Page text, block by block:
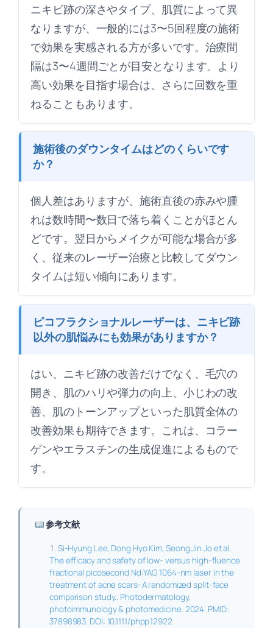
ニキビ跡の深さやタイプ、肌質によって異
なりますが、一般的には3〜5回程度の施術
で効果を実感される方が多いです。治療間
隔は3〜4週間ごとが目安となります。より
高い効果を目指す場合は、さらに回数を重
ねることもあります。
施術後のダウンタイムはどのくらいです
か？
個人差はありますが、施術直後の赤みや腫
れは数時間〜数日で落ち着くことがほとん
どです。翌日からメイクが可能な場合が多
く、従来のレーザー治療と比較してダウン
タイムは短い傾向にあります。
ピコフラクショナルレーザーは、ニキビ跡
以外の肌悩みにも効果がありますか？
はい、ニキビ跡の改善だけでなく、毛穴の
開き、肌のハリや弾力の向上、小じわの改
善、肌のトーンアップといった肌質全体の
改善効果も期待できます。これは、コラー
ゲンやエラスチンの生成促進によるもので
す。
参考文献
Si-Hyung Lee, Dong Hyo Kim, Seong Jin Jo et al..
The efficacy and safety of low- versus high-fluence
fractional picosecond Nd:YAG 1064-nm laser in the
treatment of acne scars: A randomized split-face
comparison study.. Photodermatology,
photoimmunology & photomedicine. 2024. PMID:
37898983. DOI: 10.1111/phpp.12922